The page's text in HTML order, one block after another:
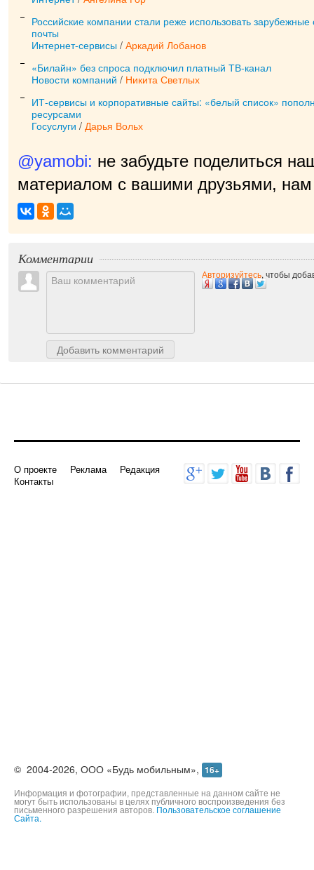
Российские компании стали реже использовать
почты
Интернет-сервисы / Аркадий Лобанов
«Билайн» без спроса подключил платный ТВ-канал
Новости компаний / Никита Светлых
ИТ-сервисы и корпоративные сайты: «белый список»
ресурсами
Госуслуги / Дарья Вольх
@yamobi: не забудьте поделиться
материалом с вашими друзьями,
Комментарии
Добавить комментарий
Авторизуйтесь, чтобы
О проекте Реклама
Редакция
Контакты
© 2004-2026, ООО «Будь мобильным», 16+
Информация и фотографии, представленные на данном сайте не
могут быть использованы в целях публичного воспроизведения без
письменного разрешения авторов. Пользовательское соглашение
Сайта.